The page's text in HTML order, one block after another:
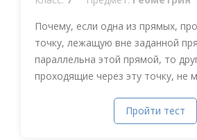
Почему, если одна из прямых,
точку, лежащую вне заданной
параллельна этой прямой, то
проходящие через эту точку, не
Пройти тест